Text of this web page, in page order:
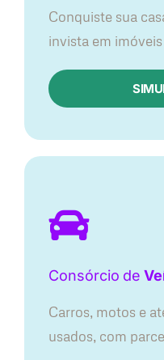
Conquiste sua
invista em
Consórcio de
Carros, motos e
usados, com